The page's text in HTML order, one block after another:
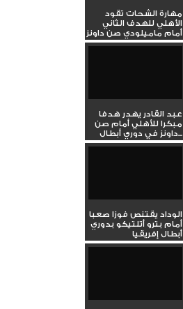
مهارة الشحات تقود
الأهلي للهدف الثاني
أمام ماميلودي صن داونز
عبد القادر يهدر هدفا
مبكرا للأهلي أمام صن
داونز في دوري أبطال...
الوداد يقتنص فوزا صعبا
أمام بترو أتلتيكو بدوري
أبطال إفريقيا